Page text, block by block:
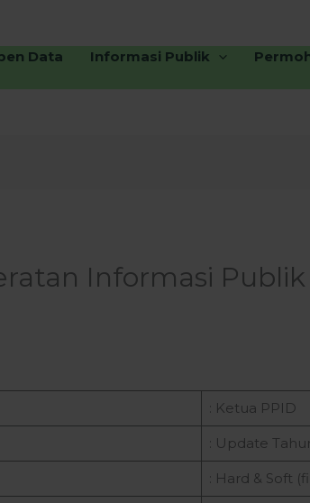
Data Informasi Publik
Informasi
: Ketua PPID
: Update
: Hard & Soft